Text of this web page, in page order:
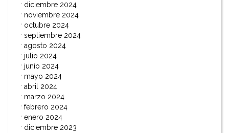
diciembre 2024
noviembre 2024
octubre 2024
septiembre 2024
agosto 2024
julio 2024
junio 2024
mayo 2024
abril 2024
marzo 2024
febrero 2024
enero 2024
diciembre 2023